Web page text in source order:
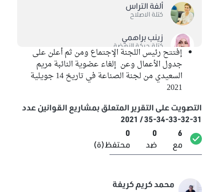
إفتتح رئيس اللجنة الإجتماع ومن ثم أعلن على
جدول الأعمال وعن إلغاء عضوية النائبة مريم
السعيدي من لجنة الصناعة في تاريخ 14 جويلية
2021
التصويت على التقرير المتعلق بمشاريع القوانين عدد
31-32-33-34-35 / 2021
6
مع
0
ضد
0
محتفظ(ة)
محمد كريم كريفة
ألفة التراس
كتلة الاصلاح
زينب براهمي
كتلة حركة النهضة
كنزة عجالة
كتلة حركة النهضة